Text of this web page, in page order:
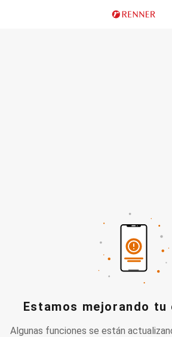
Estamos mejorando tu
Algunas funciones se están